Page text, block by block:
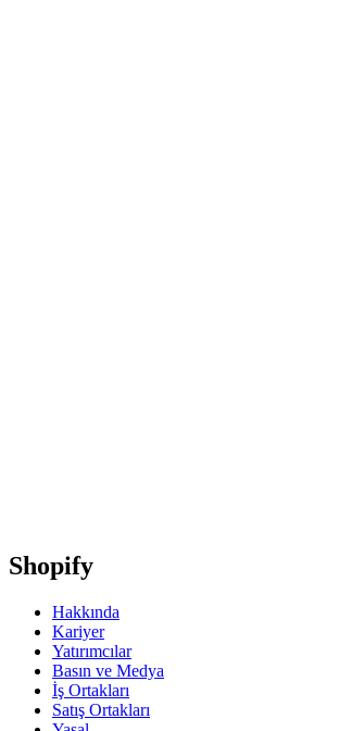
Shopify
Hakkında
Kariyer
Yatırımcılar
Basın ve Medya
İş Ortakları
Satış Ortakları